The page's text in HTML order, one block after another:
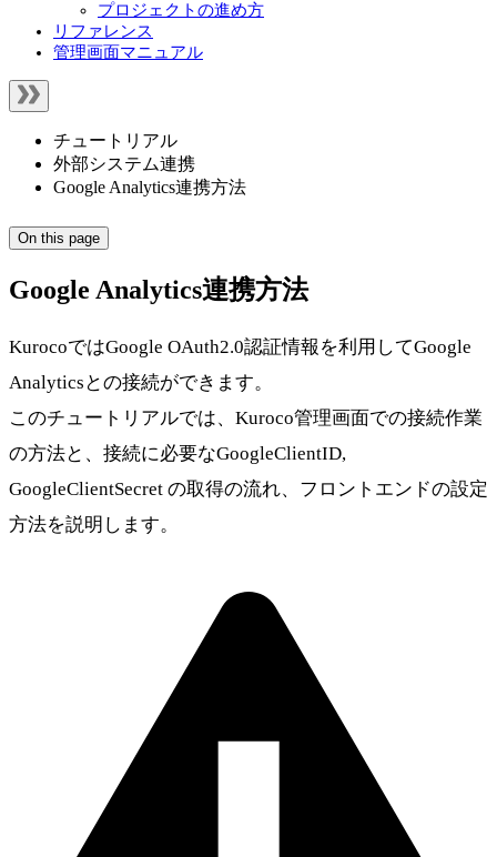
プロジェクトの進め方
リファレンス
管理画面マニュアル
チュートリアル
外部システム連携
Google Analytics連携方法
On this page
Google Analytics連携方法
KurocoではGoogle OAuth2.0認証情報を利用してGoogle
Analyticsとの接続ができます。
このチュートリアルでは、Kuroco管理画面での接続作業
の方法と、接続に必要なGoogleClientID,
GoogleClientSecret の取得の流れ、フロントエンドの設定
方法を説明します。